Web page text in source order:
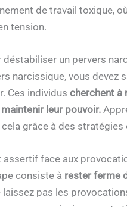
de travail toxique,
tension.
un pervers
narcissique, vous devez
Ces individus cherchent à
leur pouvoir.
grâce à des stratégies
assertif face aux
consiste à rester ferme
laissez pas les